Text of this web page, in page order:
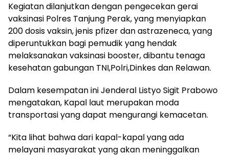
Kegiatan dilanjutkan dengan pengecekan gerai
vaksinasi Polres Tanjung Perak, yang menyiapkan
200 dosis vaksin, jenis pfizer dan astrazeneca, yang
diperuntukkan bagi pemudik yang hendak
melaksanakan vaksinasi booster, dibantu tenaga
kesehatan gabungan TNI,Polri,Dinkes dan Relawan.
Dalam kesempatan ini Jenderal Listyo Sigit Prabowo
mengatakan, Kapal laut merupakan moda
transportasi yang dapat mengurangi kemacetan.
“Kita lihat bahwa dari kapal-kapal yang ada
melayani masyarakat yang akan meninggalkan